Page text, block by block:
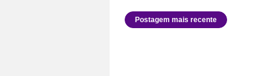
Postagem mais recente